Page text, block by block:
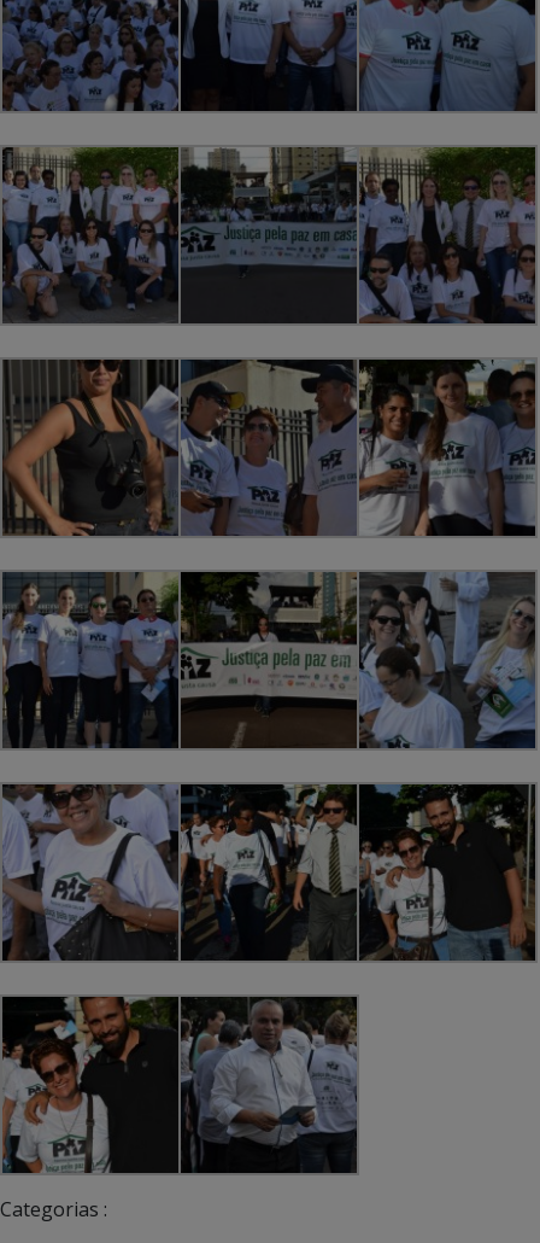
Categorias :